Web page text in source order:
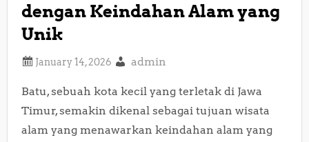
dengan Keindahan Alam yang
Unik
admin
Batu, sebuah kota kecil yang terletak di Jawa
Timur, semakin dikenal sebagai tujuan wisata
alam yang menawarkan keindahan alam yang